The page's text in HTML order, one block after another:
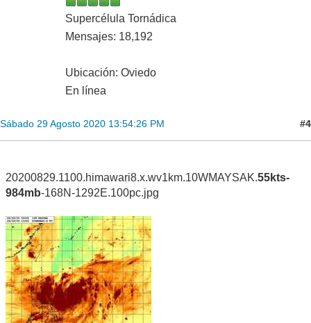
Supercélula Tornádica
Mensajes: 18,192
Ubicación: Oviedo
En línea
Sábado 29 Agosto 2020 13:54:26 PM #4
20200829.1100.himawari8.x.wv1km.10WMAYSAK.55kts-
984mb-168N-1292E.100pc.jpg